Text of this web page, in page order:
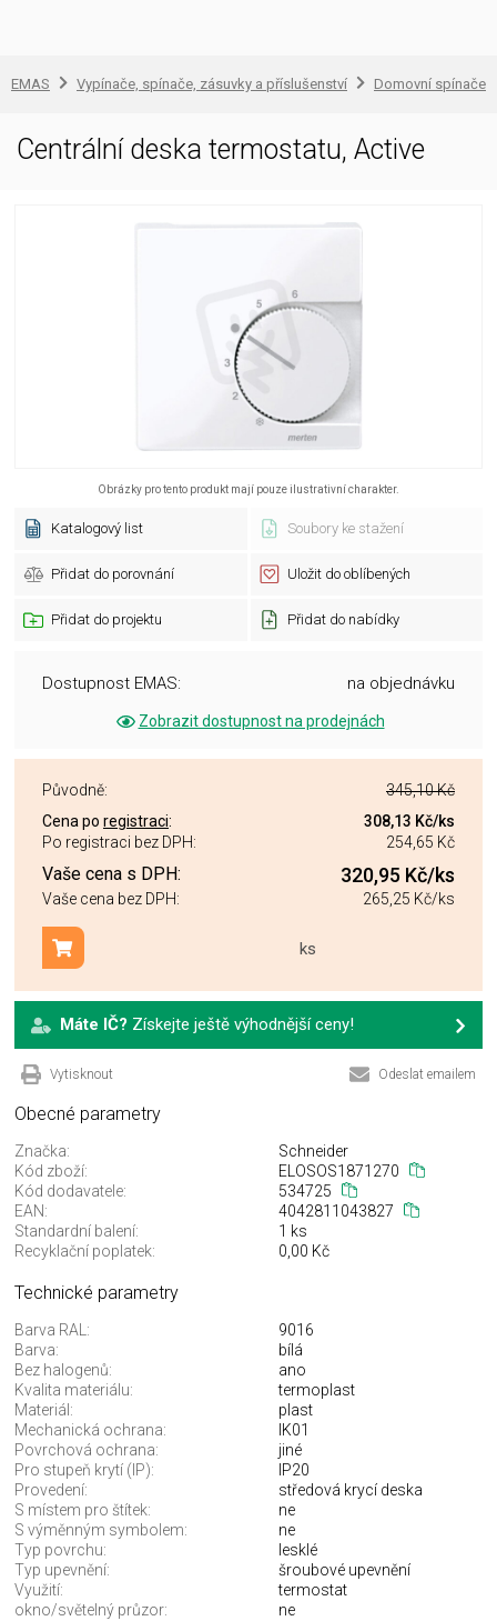
EMAS Vypínače, spínače, zásuvky a příslušenství Domovní spínače
Centrální deska termostatu, Active
Obrázky pro tento produkt mají pouze ilustrativní charakter.
Katalogový list Soubory ke stažení
Přidat do porovnání Uložit do oblíbených
Přidat do projektu Přidat do nabídky
Dostupnost EMAS: na objednávku
Zobrazit dostupnost na prodejnách
Původně:
345,10 Kč
Cena po registraci: 308,13 Kč/ks
Po registraci bez DPH:
254,65 Kč
Vaše cena s DPH: 320,95 Kč/ks
Vaše cena bez DPH: 265,25 Kč/ks
ks
Přidat do košíku
Máte IČ? Získejte ještě výhodnější ceny!
Vytisknout Odeslat emailem
Obecné parametry
Značka:
Schneider
Kód zboží:
ELOSOS1871270
Kód dodavatele:
534725
EAN:
4042811043827
Standardní balení:
1 ks
Recyklační poplatek:
0,00 Kč
Technické parametry
Barva RAL:
9016
Barva:
bílá
Bez halogenů:
ano
Kvalita materiálu:
termoplast
Materiál:
plast
Mechanická ochrana:
IK01
Povrchová ochrana:
jiné
Pro stupeň krytí (IP):
IP20
Provedení:
středová krycí deska
S místem pro štítek:
ne
S výměnným symbolem:
ne
Typ povrchu:
lesklé
Typ upevnění:
šroubové upevnění
Využití:
termostat
okno/světelný průzor:
ne